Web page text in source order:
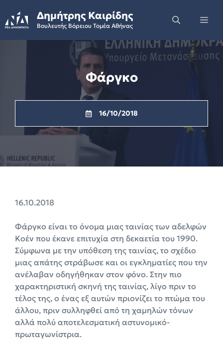
to
content
Δημήτρης Καιρίδης
Βουλευτής Βόρειου Τομέα Αθήνας
Φάργκο
16/10/2018
16.10.2018
Φάργκο είναι το όνομα μιας ταινίας των αδελφών
Κοέν που έκανε επιτυχία στη δεκαετία του 1990.
Σύμφωνα με την υπόθεση της ταινίας, το σχέδιο
μιας απάτης στράβωσε και οι εγκληματίες που την
ανέλαβαν οδηγήθηκαν στον φόνο. Στην πιο
χαρακτηριστική σκηνή της ταινίας, λίγο πριν το
τέλος της, ο ένας εξ αυτών πριονίζει το πτώμα του
άλλου, πριν συλληφθεί από τη χαμηλών τόνων
αλλά πολύ αποτελεσματική αστυνομικό-
πρωταγωνίστρια.